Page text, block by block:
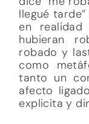
llegué
en
hubieran
robado y
como
tanto un
afecto
explicita y